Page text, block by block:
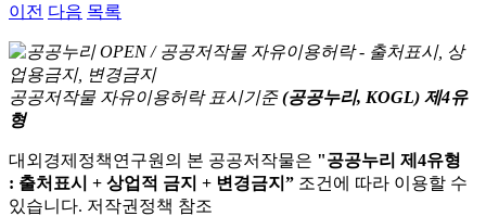
이전 다음 목록
공공저작물 자유이용허락 표시기준 (공공누리, KOGL) 제4유
형
대외경제정책연구원의 본 공공저작물은 "공공누리 제4유형
: 출처표시 + 상업적 금지 + 변경금지” 조건에 따라 이용할 수
있습니다. 저작권정책 참조